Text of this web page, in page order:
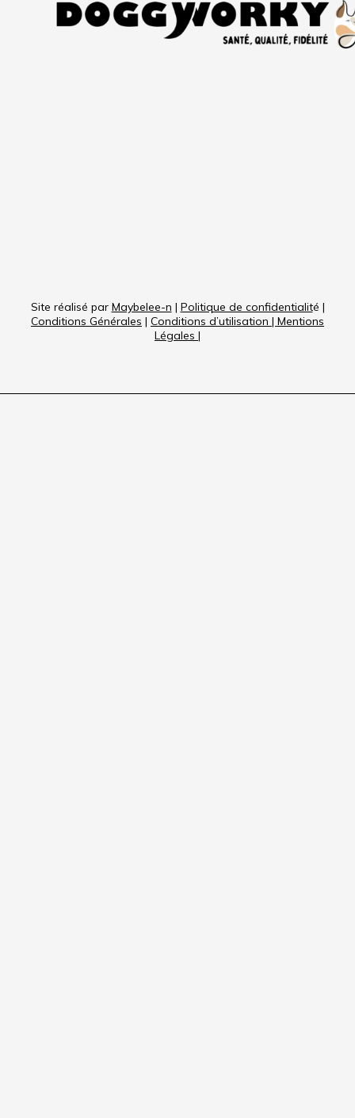
Site réalisé par Maybelee-n | Politique de confidentialité |
Conditions Générales | Conditions d’utilisation | Mentions
Légales |